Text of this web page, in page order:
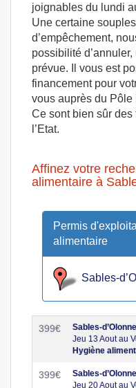
joignables du lundi
Une certaine
d’empêchement,
possibilité
prévue. Il vous est
financement pour
vous auprès du Pôle
Ce sont bien sûr
l’Etat.
Affinez votre
alimentaire à
Permis
alimentaire
Sables-
399€
Sables-
Jeu 13 Aout au
Hygiène
399€
Sables-
Jeu 20 Aout au